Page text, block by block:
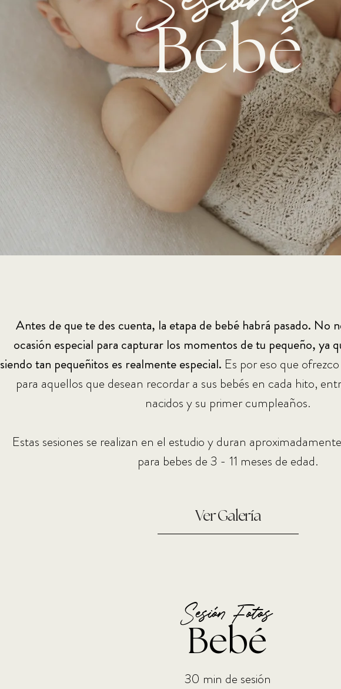
Bebé
Antes de que te des cuenta, la etapa de bebé habrá pasado. No
ocasión especial para capturar los momentos de tu pequeño, ya
siendo tan pequeñitos es realmente especial. Es por eso que
para aquellos que desean recordar a sus bebés en cada hito,
nacidos y su primer cumpleaños.
Estas sesiones se realizan en el estudio y duran
para bebes de 3 - 11 meses de edad.
Ver Galería
Sesión Fotos
Bebé
30 min de sesión